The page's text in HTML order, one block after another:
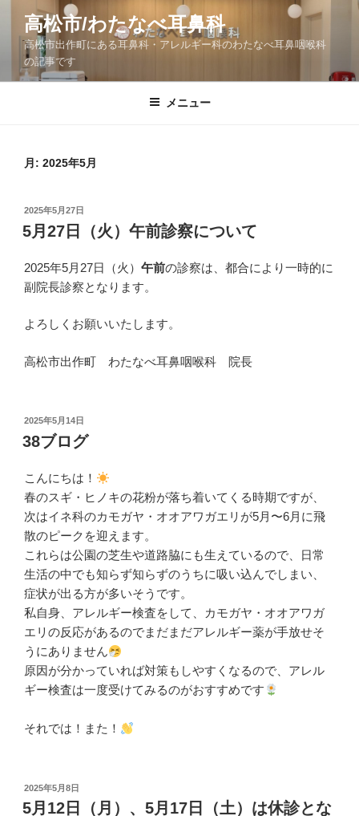
ツ
高松市/わたなべ耳鼻科
高松市出作町にある耳鼻科・アレルギー科のわたなべ耳鼻咽喉科
の記事です
メニュー
月: 2025年5月
投
稿
日:
2025年5月27日
5月27日（火）午前診察について
2025年5月27日（火） 午前の診察は、都合により一時的に
副院長診察となります。
よろしくお願いいたします。
高松市出作町 わたなべ耳鼻咽喉科 院長
投
稿
日:
2025年5月14日
38ブログ
こんにちは！
春のスギ・ヒノキの花粉が落ち着いてくる時期ですが、
次はイネ科のカモガヤ・オオアワガエリが5月〜6月に飛
散のピークを迎えます。
これらは公園の芝生や道路脇にも生えているので、日常
生活の中でも知らず知らずのうちに吸い込んでしまい、
症状が出る方が多いそうです。
私自身、アレルギー検査をして、カモガヤ・オオアワガ
エリの反応があるのでまだまだアレルギー薬が手放せそ
うにありません
原因が分かっていれば対策もしやすくなるので、アレル
ギー検査は一度受けてみるのがおすすめです
それでは！また！
投
稿
2025年5月8日
5月12日（月）、5月17日（土）は休診とな